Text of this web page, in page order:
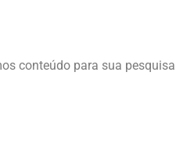
conteúdo para sua pesquisa